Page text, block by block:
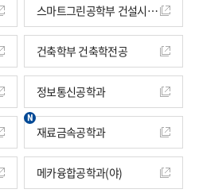
스마트그린공학부 건설시스템공학전공
건축학부 건축학전공
정보통신공학과
재료금속공학과
메카융합공학과(야)